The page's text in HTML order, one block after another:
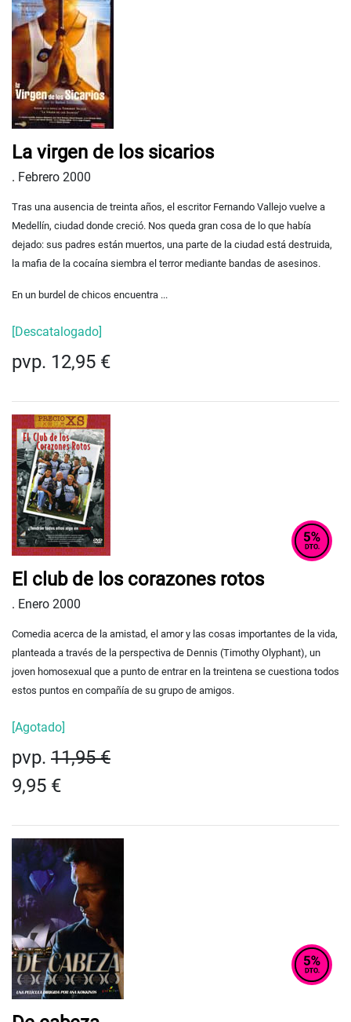
La virgen de los sicarios
. Febrero 2000
Tras una ausencia de treinta años, el escritor Fernando Vallejo vuelve a
Medellín, ciudad donde creció. Nos queda gran cosa de lo que había
dejado: sus padres están muertos, una parte de la ciudad está destruida,
la mafia de la cocaína siembra el terror mediante bandas de asesinos.
En un burdel de chicos encuentra ...
[Descatalogado]
pvp. 12,95 €
El club de los corazones rotos
. Enero 2000
Comedia acerca de la amistad, el amor y las cosas importantes de la vida,
planteada a través de la perspectiva de Dennis (Timothy Olyphant), un
joven homosexual que a punto de entrar en la treintena se cuestiona todos
estos puntos en compañía de su grupo de amigos.
[Agotado]
pvp. 11,95 €
9,95 €